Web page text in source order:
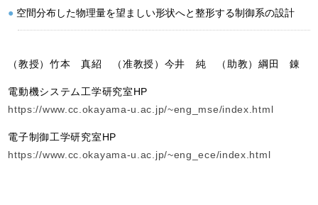
空間分布した物理量を望ましい形状へと整形する制御系の設計
（教授）竹本 真紹 （准教授）今井 純 （助教）綱田 錬
電動機システム工学研究室HP
https://www.cc.okayama-u.ac.jp/~eng_mse/index.html
電子制御工学研究室HP
https://www.cc.okayama-u.ac.jp/~eng_ece/index.html